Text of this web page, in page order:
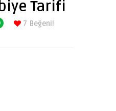
Tarifi
7 Beğeni!